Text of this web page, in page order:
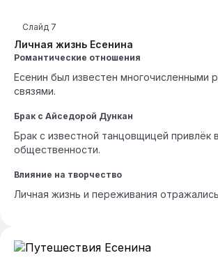
Личная жизнь Есенина
Слайд 7
Романтические отношения
Есенин был известен многочисленными
связями.
Брак с Айседорой Дункан
Брак с известной танцовщицей привлёк
общественности.
Влияние на творчество
Личная жизнь и переживания